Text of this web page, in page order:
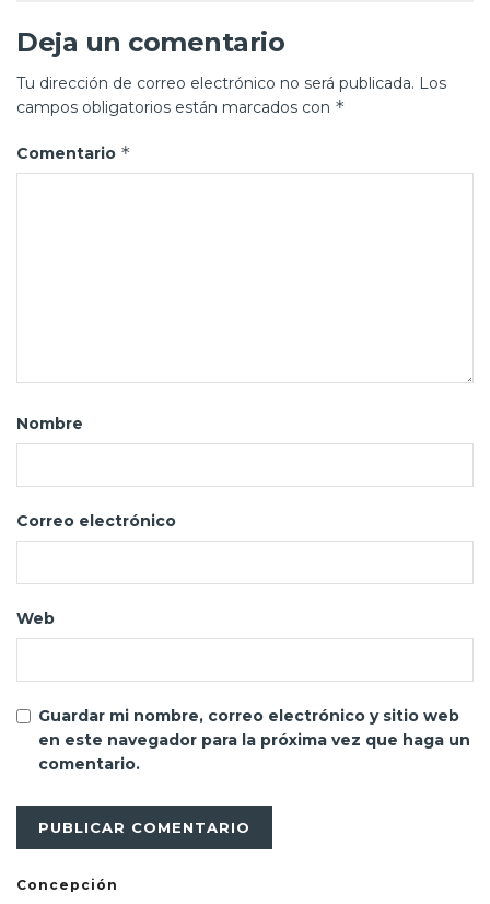
Deja un comentario
Tu dirección de correo electrónico no será publicada. Los
campos obligatorios están marcados con *
Comentario *
Nombre
Correo electrónico
Web
Guardar mi nombre, correo electrónico y sitio web
en este navegador para la próxima vez que haga un
comentario.
Concepción